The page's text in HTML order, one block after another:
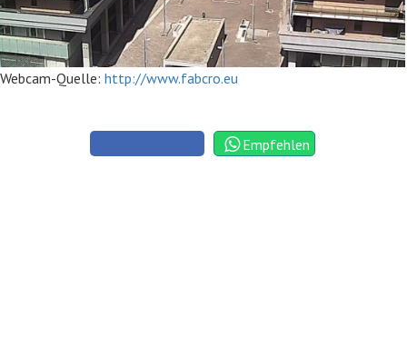
Webcam-Quelle: http://www.fabcro.eu
Empfehlen